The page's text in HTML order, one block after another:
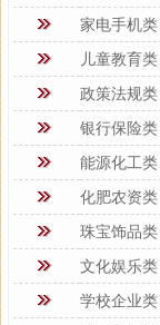
家电手机类
儿童教育类
政策法规类
银行保险类
能源化工类
化肥农资类
珠宝饰品类
文化娱乐类
学校企业类